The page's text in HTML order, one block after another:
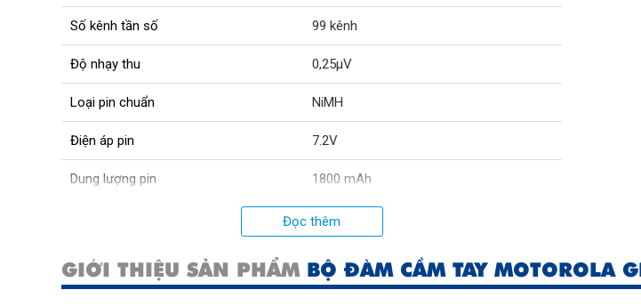
Số kênh tần số 99 kênh
Độ nhạy thu 0,25μV
Loại pin chuẩn NiMH
Điện áp pin 7.2V
Dung lượng pin 1800 mAh
11 giờ
Công suất cao tần 5W(VHF)/ 4W(UHF)
Đọc thêm
GIỚI THIỆU SẢN PHẨM BỘ ĐÀM CẦM TAY